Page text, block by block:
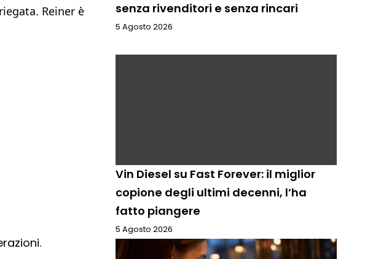
Reiner è
senza rivenditori e senza rincari
5 Agosto 2026
Vin Diesel su Fast Forever: il miglior
copione degli ultimi decenni, l’ha
fatto piangere
5 Agosto 2026